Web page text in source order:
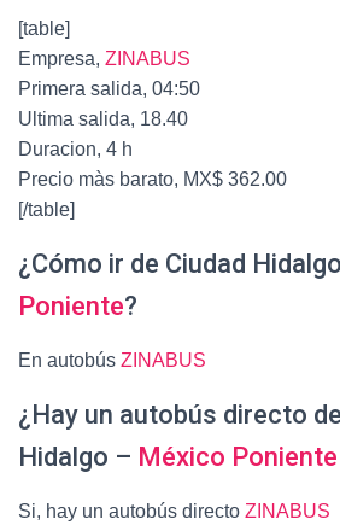
[table]
Empresa, ZINABUS
Primera salida, 04:50
Ultima salida, 18.40
Duracion, 4 h
Precio màs barato, MX$ 362.00
[/table]
¿Cómo ir de Ciudad
Poniente?
En autobús ZINABUS
¿Hay un autobús directo
Hidalgo – México Poniente
Si, hay un autobús directo ZINABUS